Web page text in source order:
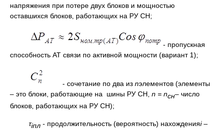
напряжения при потере двух блоков и мощностью
оставшихся блоков, работающих на РУ СН;
- пропускная
способность АТ связи по активной мощности (вариант 1);
- сочетание по два из nэлементов (элементы
– это блоки, работающие на шины РУ СН, n = nсн– число
блоков, работающих на РУ СН);
τiпл- продолжительность (вероятность) нахожденияi–